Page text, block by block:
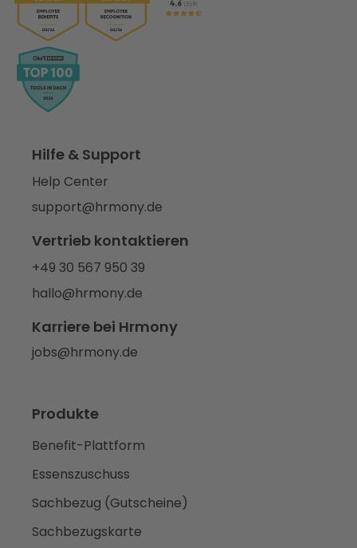
Hilfe & Support
Help Center
support@hrmony.de
Vertrieb kontaktieren
+49 30 567 950 39
hallo@hrmony.de
Karriere bei Hrmony
jobs@hrmony.de
Produkte
Benefit-Plattform
Essenszuschuss
Sachbezug (Gutscheine)
Sachbezugskarte